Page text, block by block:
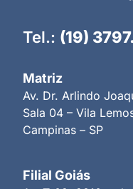
Tel.: (19)
Matriz
Av. Dr. Arlindo
Sala 04 – Vila
Campinas – SP
Filial Goiás